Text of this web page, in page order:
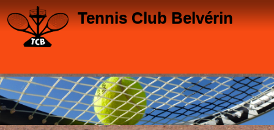
Tennis Club Belvérin
Panneau de gestion des cookies